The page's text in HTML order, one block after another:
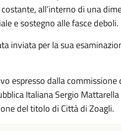
all’interno di una
e sostegno alle fasce deboli.
inviata per la sua
espresso dalla
Italiana Sergio
del titolo di Città di Zoagli.